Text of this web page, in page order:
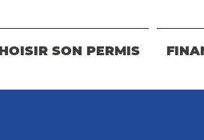
SON PERMIS